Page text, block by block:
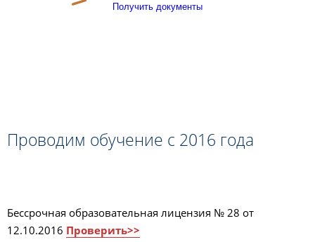
Получить документы
Проводим обучение с 2016 года
Бессрочная образовательная лицензия № 28 от
12.10.2016 Проверить>>